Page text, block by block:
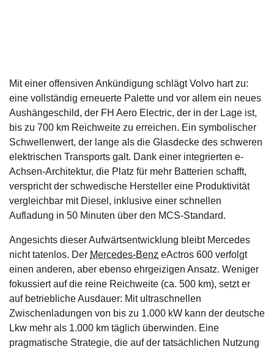
Mit einer offensiven Ankündigung schlägt Volvo hart zu:
eine vollständig erneuerte Palette und vor allem ein neues
Aushängeschild, der FH Aero Electric, der in der Lage ist,
bis zu 700 km Reichweite zu erreichen. Ein symbolischer
Schwellenwert, der lange als die Glasdecke des schweren
elektrischen Transports galt. Dank einer integrierten e-
Achsen-Architektur, die Platz für mehr Batterien schafft,
verspricht der schwedische Hersteller eine Produktivität
vergleichbar mit Diesel, inklusive einer schnellen
Aufladung in 50 Minuten über den MCS-Standard.
Angesichts dieser Aufwärtsentwicklung bleibt Mercedes
nicht tatenlos. Der Mercedes-Benz eActros 600 verfolgt
einen anderen, aber ebenso ehrgeizigen Ansatz. Weniger
fokussiert auf die reine Reichweite (ca. 500 km), setzt er
auf betriebliche Ausdauer: Mit ultraschnellen
Zwischenladungen von bis zu 1.000 kW kann der deutsche
Lkw mehr als 1.000 km täglich überwinden. Eine
pragmatische Strategie, die auf der tatsächlichen Nutzung